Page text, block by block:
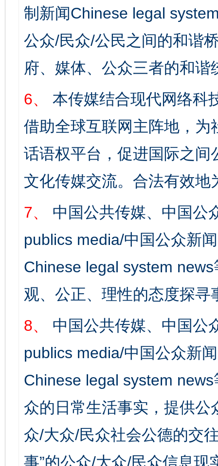
制新闻Chinese legal
公众/民众/公民之间的和谐
府、媒体、公众三者的和谐
6、
本传媒结合现代网络科
借助全球互联网主阵地，
话语权平台，促进国际之
文化传媒交流。合法有效地
7、
中国公共传媒、中国公
publics media/中国公众新
Chinese legal system
观、公正、理性的态度探寻
8、
中国公共传媒、中国公
publics media/中国公众新
Chinese legal system
众的日常生活事实，提供
众/大众/民众社会公德的交
事”的公众/大众/民众信息现
完善运行机制助力责任有效落实
东山县通报“牛蛙产品抗生素超标问题” 法
千年窑火 生生不息